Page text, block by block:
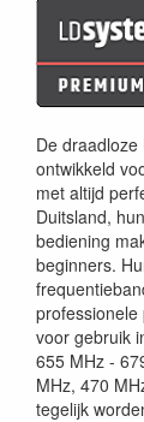
De
ontwikkeld
met altijd
Duitsland,
bediening
beginners.
voor gebruik
655 MHz -
MHz, 470
tegelijk